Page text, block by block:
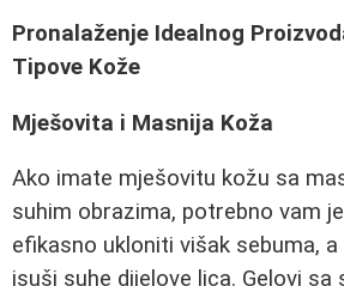
Pronalaženje Idealnog
Tipove Kože
Mješovita i Masnija Koža
Ako imate mješovitu kožu sa
suhim obrazima, potrebno vam
efikasno ukloniti višak sebuma,
isuši suhe dijelove lica. Gelovi sa